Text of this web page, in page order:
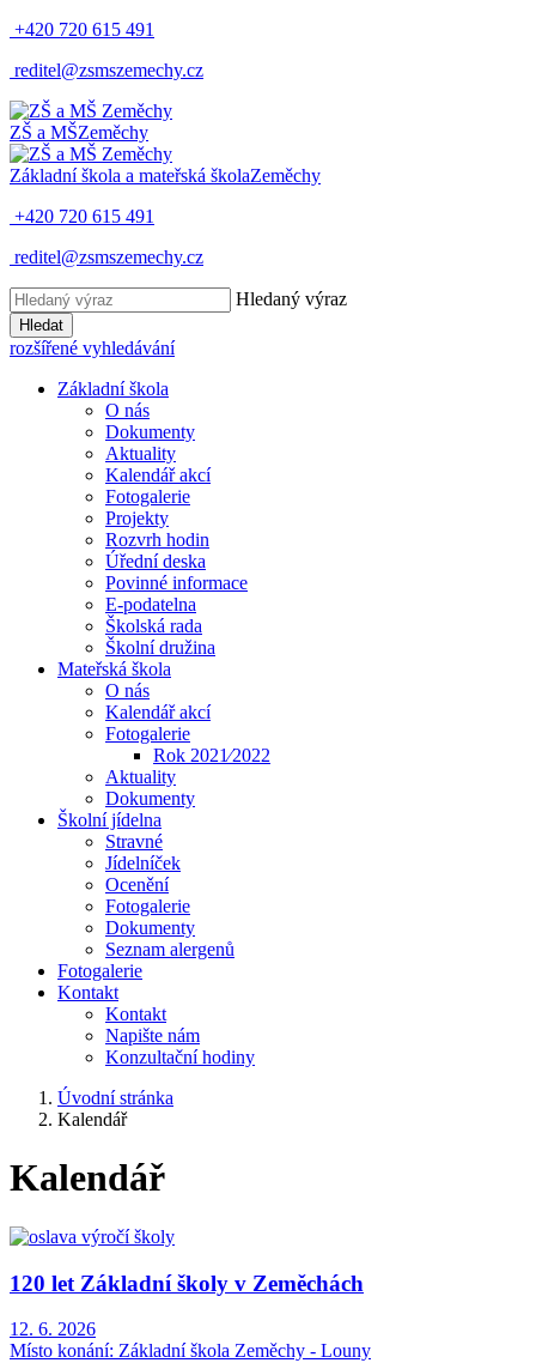
+420 720 615 491
reditel@zsmszemechy.cz
ZŠ a MŠZeměchy
Základní škola a mateřská školaZeměchy
+420 720 615 491
reditel@zsmszemechy.cz
Hledaný výraz
Hledat
rozšířené vyhledávání
Základní škola
O nás
Dokumenty
Aktuality
Kalendář akcí
Fotogalerie
Projekty
Rozvrh hodin
Úřední deska
Povinné informace
E-podatelna
Školská rada
Školní družina
Mateřská škola
O nás
Kalendář akcí
Fotogalerie
Rok 2021⁄2022
Aktuality
Dokumenty
Školní jídelna
Stravné
Jídelníček
Ocenění
Fotogalerie
Dokumenty
Seznam alergenů
Fotogalerie
Kontakt
Kontakt
Napište nám
Konzultační hodiny
Úvodní stránka
Kalendář
Kalendář
120 let Základní školy v Zeměchách
12. 6. 2026
Místo konání: Základní škola Zeměchy - Louny